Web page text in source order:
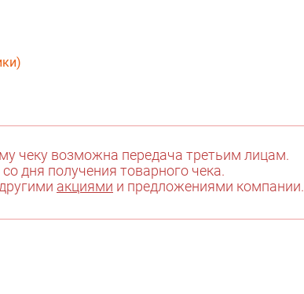
чеку возможна передача третьим лицам.
дня получения товарного чека.
акциями и предложениями компании.